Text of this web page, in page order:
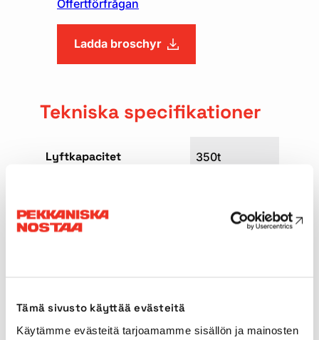
Tämä sivusto käyttää evästeitä
Käytämme evästeitä tarjoamamme sisällön ja mainosten
Offertförfrågan
Ladda broschyr
Tekniska specifikationer
Lyftkapacitet 350t